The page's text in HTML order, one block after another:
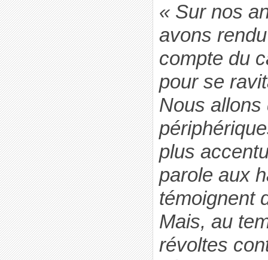
« Sur nos
avons
compte du
pour se
Nous
plus
parole aux
témoignent
Mais, au
révoltes